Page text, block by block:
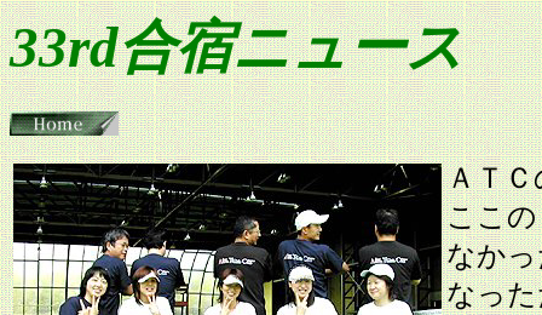
33rd合宿ニュース
ＡＴ
ここ
なか
なっ